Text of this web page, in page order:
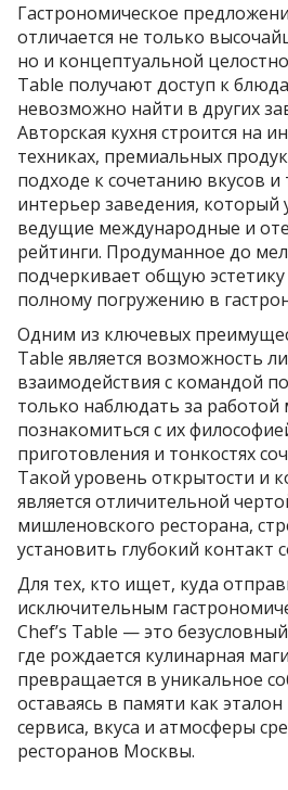
Гастрономическое
отличается не только
но и концептуальной
Table получают доступ к
невозможно найти в других
Авторская кухня строится на
техниках, премиальных
подходе к сочетанию вкусов и
интерьер заведения, который
ведущие международные и
рейтинги. Продуманное до
подчеркивает общую эстетику
полному погружению в
Одним из ключевых
Table является возможность
взаимодействия с командой
только наблюдать за работой
познакомиться с их
приготовления и тонкостях
Такой уровень открытости и
является отличительной
мишленовского ресторана,
установить глубокий контакт
Для тех, кто ищет, куда
исключительным
Chef’s Table — это
где рождается кулинарная
превращается в уникальное
оставаясь в памяти как
сервиса, вкуса и атмосферы
ресторанов Москвы.